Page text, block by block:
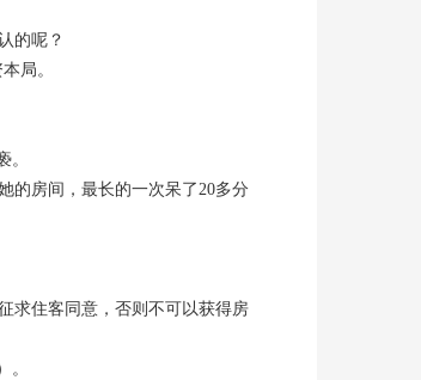
的呢？
局。
。
的房间，最长的一次呆了20多分
求住客同意，否则不可以获得房
。